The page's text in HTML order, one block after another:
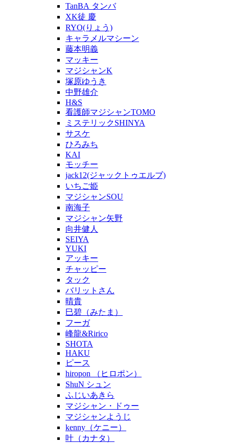
TanBA タンバ
XK徒 慶
RYO(りょう)
キャラメルマシーン
藤本明義
マッキー
マジシャンK
塚原ゆうき
中野雄介
H&S
看護師マジシャンTOMO
ミステリックSHINYA
サスケ
ひろみち
KAI
モッチー
jack12(ジャックトゥエルブ)
いちご姫
マジシャンSOU
南海子
マジシャン矢野
向井健人
SEIYA
YUKI
アッキー
チャッピー
タック
バリットさん
晴貴
巳碧（みたま）
フーガ
峰龍&Ririco
SHOTA
HAKU
ピース
hiropon （ヒロポン）
ShuN シュン
ふじいあきら
マジシャン・ドゥー
マジシャンようじ
kenny（ケニー）
叶（カナタ）